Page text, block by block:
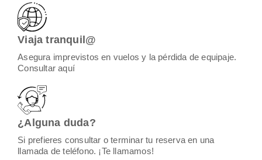
Viaja tranquil@
Asegura imprevistos en vuelos y la pérdida de equipaje.
Consultar aquí
¿Alguna duda?
Si prefieres consultar o terminar tu reserva en una
llamada de teléfono. ¡Te llamamos!